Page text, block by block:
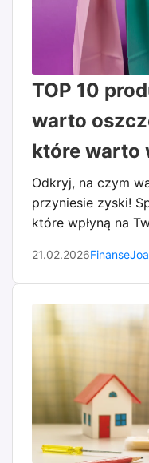
TOP 10
warto
które warto
Odkryj, na czym
przyniesie zyski!
które wpłyną na
21.02.2026Finanse